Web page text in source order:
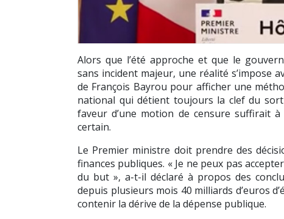
Alors que l’été approche et que le
sans incident majeur, une réalité s’impose
de François Bayrou pour afficher une
national qui détient toujours la clef du
faveur d’une motion de censure suffirait
certain.
Le Premier ministre doit prendre des
finances publiques. « Je ne peux pas
du but », a-t-il déclaré à propos des
depuis plusieurs mois 40 milliards d’euros
contenir la dérive de la dépense publique.